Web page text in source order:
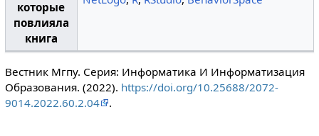
которые
повлияла
книга
Вестник Мгпу. Серия: Информатика И Информатизация
Образования. (2022). https://doi.org/10.25688/2072-
9014.2022.60.2.04
.